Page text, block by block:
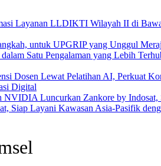
Digital
Siap Layani Kawasan Asia-Pasifik